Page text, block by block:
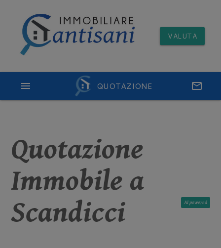
VALUTA
QUOTAZIONE email
menu
Quotazione
Immobile a
Scandicci
AI